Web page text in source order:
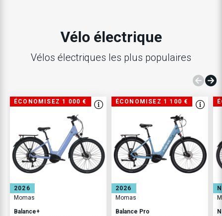
Vélo électrique
Vélos électriques les plus populaires
ÉCONOMISEZ 1 000 €
2026
Momas
Balance+
ÉCONOMISEZ 1 100 €
2026
Momas
Balance Pro